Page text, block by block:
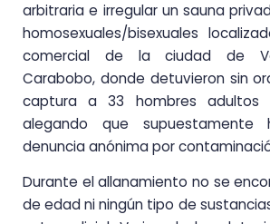
arbitraria e irregular un sauna
homosexuales/bisexuales
comercial de la ciudad de
Carabobo, donde detuvieron sin
captura a 33 hombres adultos
alegando que supuestamente
denuncia anónima por
Durante el allanamiento no se
de edad ni ningún tipo de